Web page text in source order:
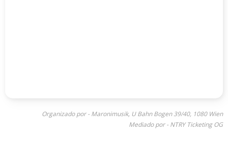
Organizado por - Maronimusik, U Bahn Bogen 39/40, 1080 Wien
Mediado por - NTRY Ticketing OG